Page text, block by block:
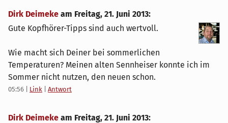
Dirk Deimeke am Freitag, 21. Juni 2013:
Gute Kopfhörer-Tipps sind auch wertvoll.
Wie macht sich Deiner bei sommerlichen
Temperaturen? Meinen alten Sennheiser konnte ich im
Sommer nicht nutzen, den neuen schon.
05:56 Link Antwort
Dirk Deimeke am Freitag, 21. Juni 2013: